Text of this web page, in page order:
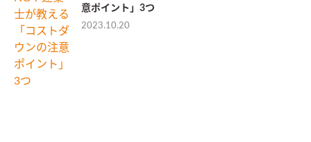
意ポイント」3つ
2023.10.20